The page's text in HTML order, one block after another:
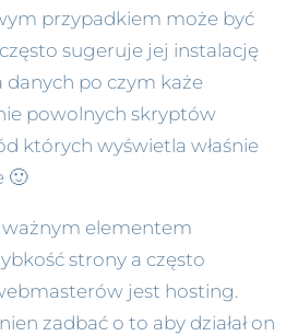
przypadkiem może być
sugeruje jej instalację
danych po czym każe
powolnych skryptów
których wyświetla właśnie
🙂
ważnym elementem
strony a często
jest hosting.
zadbać o to aby działał on